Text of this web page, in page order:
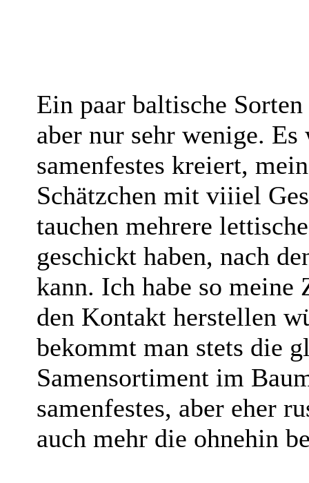
Ein paar baltische
aber nur sehr wenige.
samenfestes kreiert,
Schätzchen mit viiiel
tauchen mehrere
geschickt haben, nach
kann. Ich habe so
den Kontakt herstellen
bekommt man stets die
Samensortiment im
samenfestes, aber eher
auch mehr die ohnehin